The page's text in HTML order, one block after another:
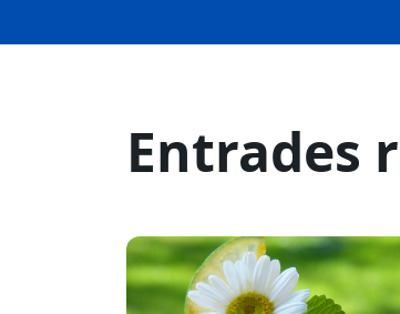
Entrades